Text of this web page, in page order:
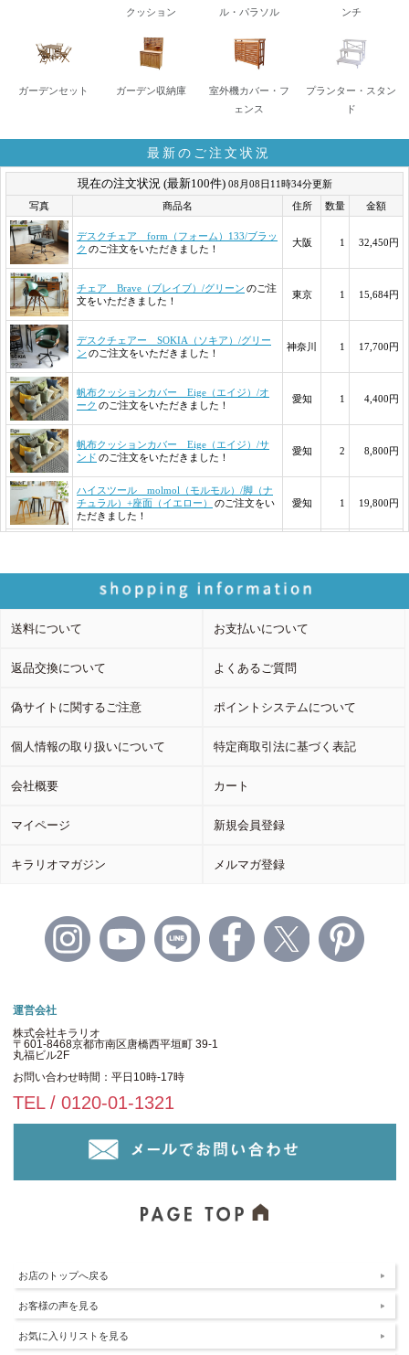
クッション
ル・パラソル
ンチ
ガーデンセット ガーデン収納庫
室外機カバー・フ
ェンス
プランター・スタン
ド
最新のご注文状況
送料について お支払いについて
返品交換について よくあるご質問
偽サイトに関するご注意 ポイントシステムについて
個人情報の取り扱いについて 特定商取引法に基づく表記
会社概要 カート
マイページ 新規会員登録
キラリオマガジン メルマガ登録
運営会社
株式会社キラリオ
〒601-8468京都市南区唐橋西平垣町 39-1
丸福ビル2F
お問い合わせ時間：平日10時-17時
TEL / 0120-01-1321
お店のトップへ戻る
お客様の声を見る
お気に入りリストを見る